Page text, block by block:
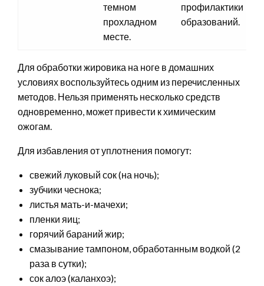
темном
прохладном
месте.
профилактики
образований.
Для обработки жировика на ноге в домашних
условиях воспользуйтесь одним из перечисленных
методов. Нельзя применять несколько средств
одновременно, может привести к химическим
ожогам.
Для избавления от уплотнения помогут:
свежий луковый сок (на ночь);
зубчики чеснока;
листья мать-и-мачехи;
пленки яиц;
горячий бараний жир;
смазывание тампоном, обработанным водкой (2
раза в сутки);
сок алоэ (каланхоэ);